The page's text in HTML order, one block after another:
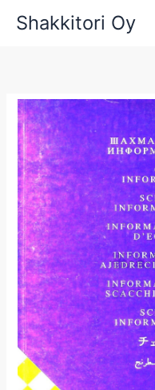
sisältöön
Shakkitori Oy